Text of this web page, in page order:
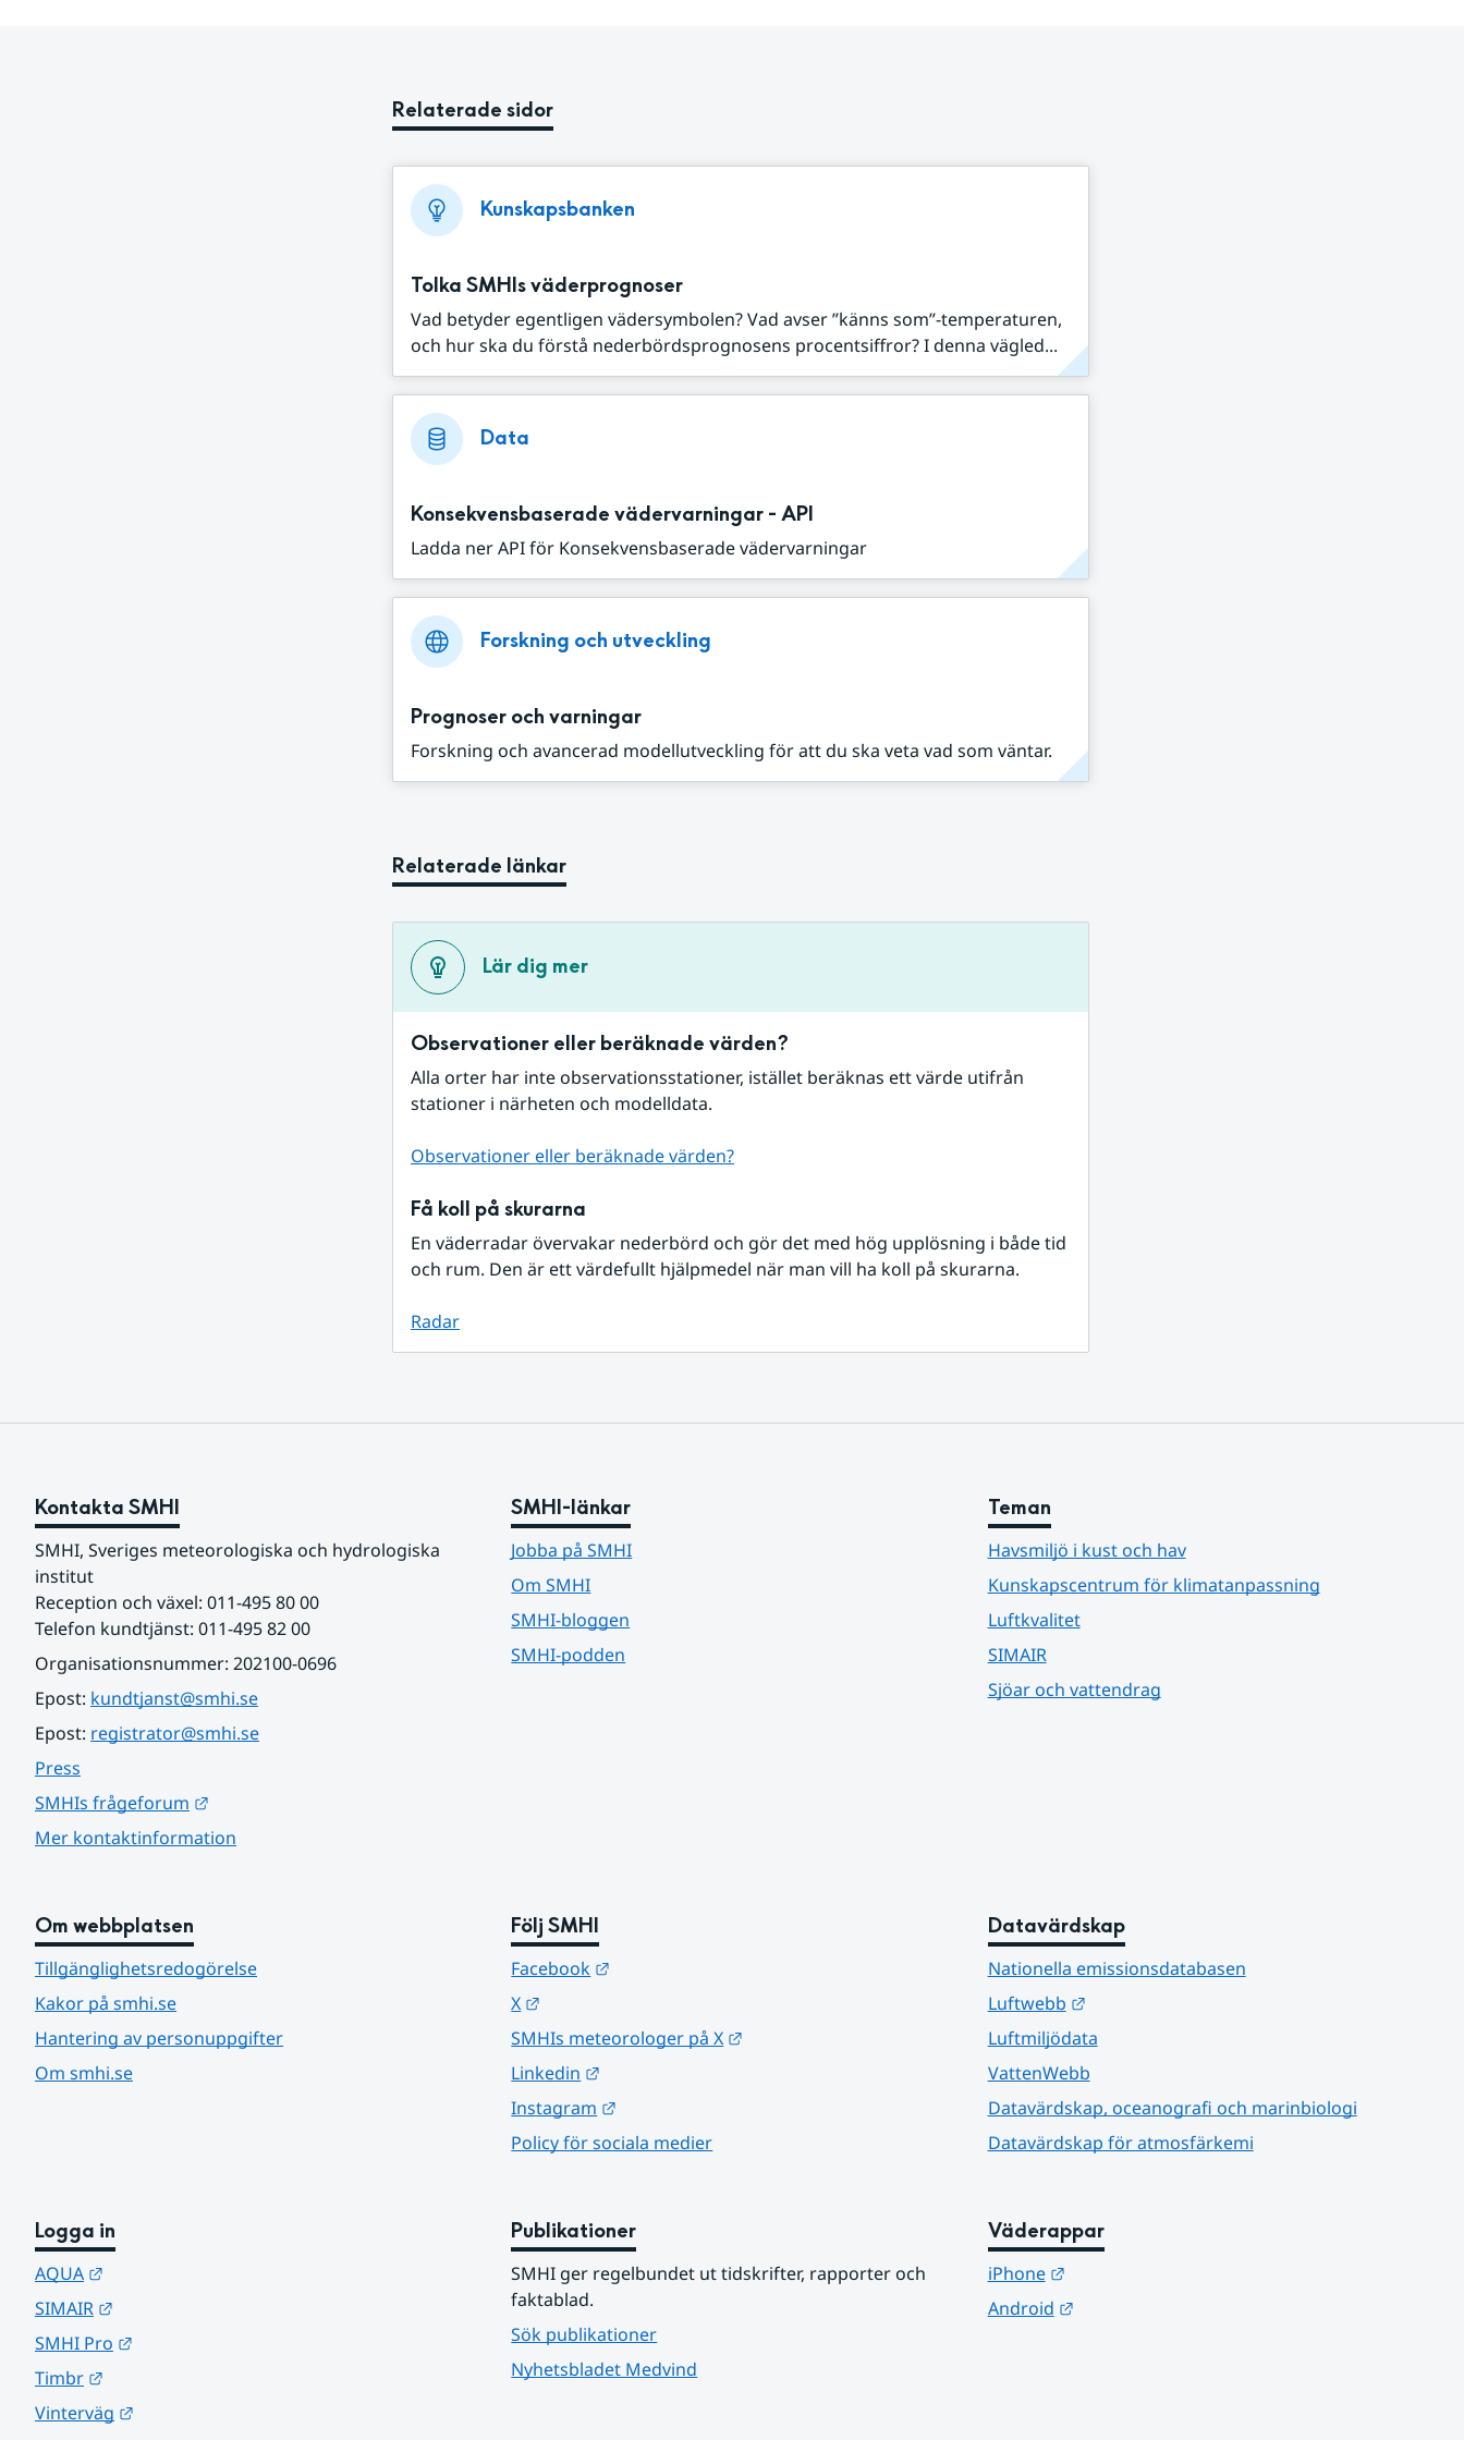
Relaterade sidor
Kunskapsbanken
Tolka SMHIs väderprognoser
Vad betyder egentligen vädersymbolen? Vad avser ”känns som”-temperaturen,
och hur ska du förstå nederbördsprognosens procentsiffror? I denna vägled...
Data
Konsekvensbaserade vädervarningar - API
Ladda ner API för Konsekvensbaserade vädervarningar
Forskning och utveckling
Prognoser och varningar
Forskning och avancerad modellutveckling för att du ska veta vad som väntar.
Relaterade länkar
Lär dig mer
Observationer eller beräknade värden?
Alla orter har inte observationsstationer, istället beräknas ett värde utifrån
stationer i närheten och modelldata.
Observationer eller beräknade värden?
Få koll på skurarna
En väderradar övervakar nederbörd och gör det med hög upplösning i både tid
och rum. Den är ett värdefullt hjälpmedel när man vill ha koll på skurarna.
Radar
Kontakta SMHI
SMHI, Sveriges meteorologiska och hydrologiska
institut
Reception och växel: 011-495 80 00
Telefon kundtjänst: 011-495 82 00
Organisationsnummer: 202100-0696
Epost: kundtjanst@smhi.se
Epost: registrator@smhi.se
Press
SMHIs frågeforum
Mer kontaktinformation
SMHI-länkar
Jobba på SMHI
Om SMHI
SMHI-bloggen
SMHI-podden
Teman
Havsmiljö i kust och hav
Kunskapscentrum för klimatanpassning
Luftkvalitet
SIMAIR
Sjöar och vattendrag
Om webbplatsen
Tillgänglighetsredogörelse
Kakor på smhi.se
Hantering av personuppgifter
Om smhi.se
Följ SMHI
Facebook
X
SMHIs meteorologer på X
Linkedin
Instagram
Policy för sociala medier
Datavärdskap
Nationella emissionsdatabasen
Luftwebb
Länk till annan webbplats.
Luftmiljödata
VattenWebb
Datavärdskap, oceanografi och marinbiologi
Datavärdskap för atmosfärkemi
Logga in
AQUA
SIMAIR
SMHI Pro
Timbr
Vinterväg
Publikationer
SMHI ger regelbundet ut tidskrifter, rapporter och
faktablad.
Sök publikationer
Nyhetsbladet Medvind
Väderappar
iPhone
Länk till annan webbplats.
Android
Länk till annan webbplats.